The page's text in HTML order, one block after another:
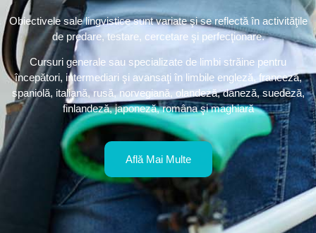
Obiectivele sale lingvistice sunt variate şi se reflectă în activităţile
de predare, testare, cercetare şi perfecţionare.
Cursuri generale sau specializate de limbi străine pentru
începători, intermediari şi avansaţi în limbile engleză, franceză,
spaniolă, italiană, rusă, norvegiană, olandeză, daneză, suedeză,
finlandeză, japoneză, româna şi maghiară
Află Mai Multe